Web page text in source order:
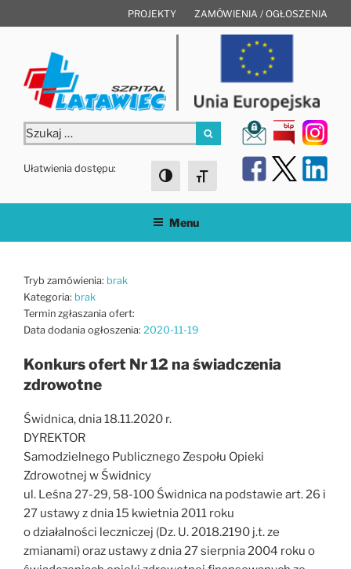
do
PROJEKTY ZAMÓWIENIA / OGŁOSZENIA
Szukaj:
Szukaj
Ułatwienia dostępu:
Toggle High Contrast
Toggle Font size
Menu
Tryb zamówienia: brak
Kategoria: brak
Termin zgłaszania ofert:
Data dodania ogłoszenia: 2020-11-19
Konkurs ofert Nr 12 na świadczenia
zdrowotne
Świdnica, dnia 18.11.2020 r.
DYREKTOR
Samodzielnego Publicznego Zespołu Opieki
Zdrowotnej w Świdnicy
ul. Leśna 27-29, 58-100 Świdnica na podstawie art. 26 i
27 ustawy z dnia 15 kwietnia 2011 roku
o działalności leczniczej (Dz. U. 2018.2190 j.t. ze
zmianami) oraz ustawy z dnia 27 sierpnia 2004 roku o